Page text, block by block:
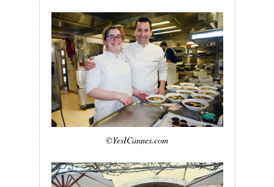
©YesICannes.com